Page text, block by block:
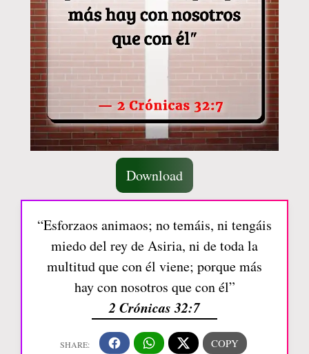
Download
“Esforzaos animaos; no temáis, ni tengáis
miedo del rey de Asiria, ni de toda la
multitud que con él viene; porque más
hay con nosotros que con él”
2 Crónicas 32:7